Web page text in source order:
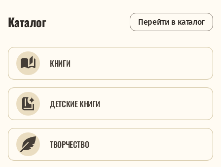
Каталог Перейти в каталог
КНИГИ
ДЕТСКИЕ КНИГИ
ТВОРЧЕСТВО